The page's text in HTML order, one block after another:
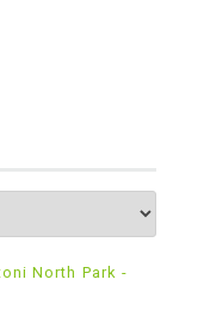
North Park -